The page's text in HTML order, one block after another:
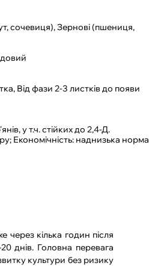
сочевиця), Зернові (пшениця,
Від фази 2-3 листків до появи
у т.ч. стійких до 2,4-Д.
Економічність: наднизька норма
через кілька годин після
днів. Головна перевага
культури без ризику